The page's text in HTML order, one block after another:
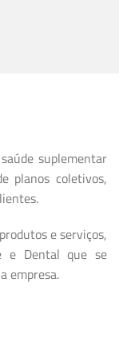
suplementar
planos coletivos,
e serviços,
e Dental que se
empresa.